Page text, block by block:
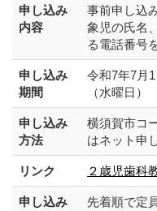
申し込み
内容
事前申し込
象児の氏名
る電話番号
申し込み
期間
令和7年7月
（水曜日）
申し込み
方法
横須賀市コ
はネット申
リンク ２歳児歯科
申し込み
先着順で定